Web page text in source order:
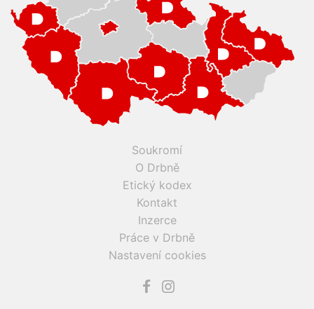
Soukromí
O Drbně
Etický kodex
Kontakt
Inzerce
Práce v Drbně
Nastavení cookies